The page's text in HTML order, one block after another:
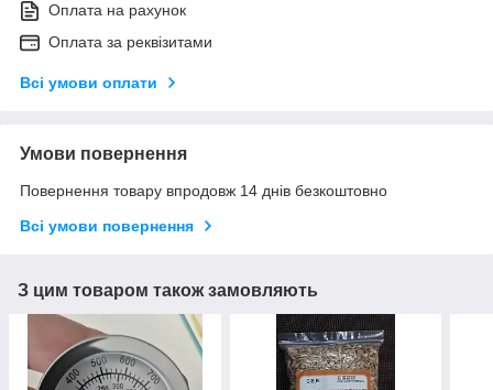
Оплата на рахунок
Оплата за реквізитами
Всі умови оплати
Умови повернення
Повернення товару впродовж 14 днів безкоштовно
Всі умови повернення
З цим товаром також замовляють